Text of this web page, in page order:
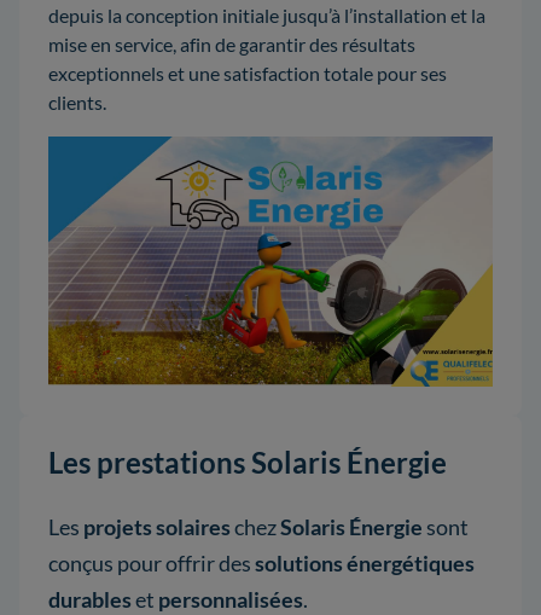
depuis la conception initiale jusqu’à l’installation et la
mise en service, afin de garantir des résultats
exceptionnels et une satisfaction totale pour ses
clients.
Les prestations Solaris Énergie
Les projets solaireschezSolaris Énergie sont
conçus pour offrir dessolutions énergétiques
durableset personnalisées.